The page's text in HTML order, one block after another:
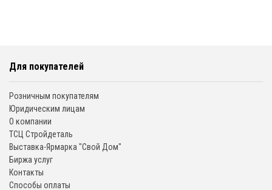
Для покупателей
Розничным покупателям
Юридическим лицам
О компании
ТСЦ Стройдеталь
Выставка-Ярмарка "Свой Дом"
Биржа услуг
Контакты
Способы оплаты